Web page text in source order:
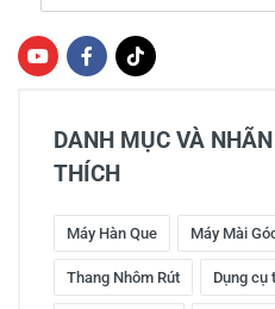
DANH MỤC VÀ
THÍCH
Máy Hàn Que Máy Mài
Thang Nhôm Rút Dụng cụ